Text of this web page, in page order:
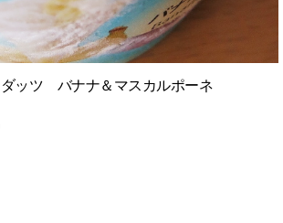
ッツ バナナ＆マスカルポーネ